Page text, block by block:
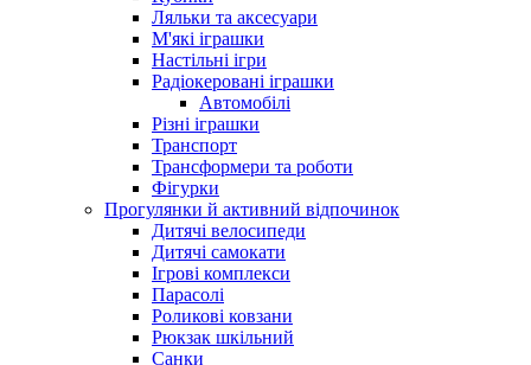
Ляльки та аксесуари
М'які іграшки
Настільні ігри
Радіокеровані іграшки
Автомобілі
Різні іграшки
Транспорт
Трансформери та роботи
Фігурки
Прогулянки й активний відпочинок
Дитячі велосипеди
Дитячі самокати
Ігрові комплекси
Парасолі
Роликові ковзани
Рюкзак шкільний
Санки